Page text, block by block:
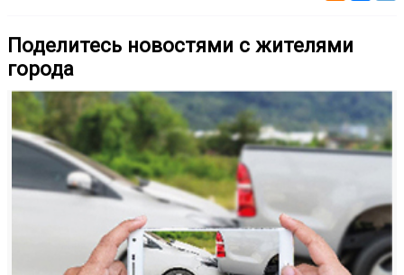
Поделитесь новостями с жителями
города